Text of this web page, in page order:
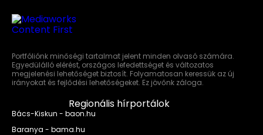
Portfóliónk minőségi tartalmat jelent minden olvasó számára.
Egyedülálló elérést, országos lefedettséget és változatos
megjelenési lehetőséget biztosít. Folyamatosan keressük az új
irányokat és fejlődési lehetőségeket. Ez jövőnk záloga.
Regionális hírportálok
Bács-Kiskun - baon.hu
Baranya - bama.hu